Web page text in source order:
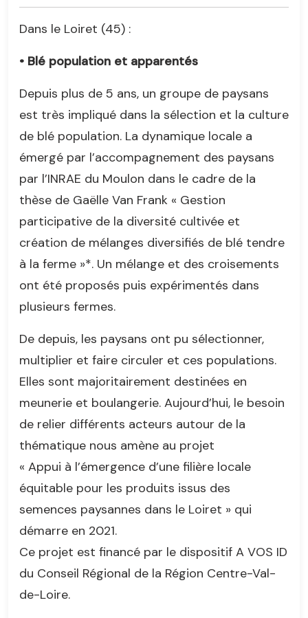
Dans le Loiret (45) :
• Blé population et apparentés
Depuis plus de 5 ans, un groupe de paysans
est très impliqué dans la sélection et la culture
de blé population. La dynamique locale a
émergé par l’accompagnement des paysans
par l’INRAE du Moulon dans le cadre de la
thèse de Gaëlle Van Frank « Gestion
participative de la diversité cultivée et
création de mélanges diversifiés de blé tendre
à la ferme »*. Un mélange et des croisements
ont été proposés puis expérimentés dans
plusieurs fermes.
De depuis, les paysans ont pu sélectionner,
multiplier et faire circuler et ces populations.
Elles sont majoritairement destinées en
meunerie et boulangerie. Aujourd’hui, le besoin
de relier différents acteurs autour de la
thématique nous amène au projet
« Appui à l’émergence d’une filière locale
équitable pour les produits issus des
semences paysannes dans le Loiret » qui
démarre en 2021.
Ce projet est financé par le dispositif A VOS ID
du Conseil Régional de la Région Centre-Val-
de-Loire.